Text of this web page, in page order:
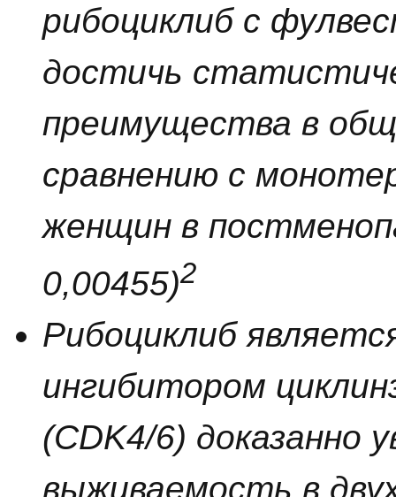
рибоциклиб с
достичь
преимущества в
сравнению с
женщин в
0,00455)2
Рибоциклиб
ингибитором
(CDK4/6) доказанно
выживаемость в